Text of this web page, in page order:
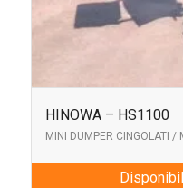
HINOWA – HS1100
MINI DUMPER CINGOLATI